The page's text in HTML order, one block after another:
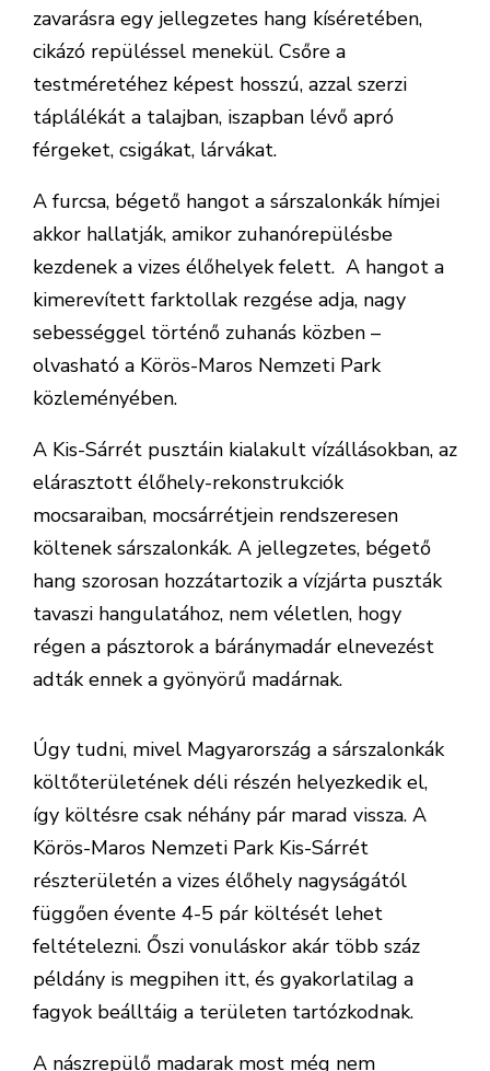
zavarásra egy jellegzetes hang kíséretében,
cikázó repüléssel menekül. Csőre a
testméretéhez képest hosszú, azzal szerzi
táplálékát a talajban, iszapban lévő apró
férgeket, csigákat, lárvákat.
A furcsa, bégető hangot a sárszalonkák hímjei
akkor hallatják, amikor zuhanórepülésbe
kezdenek a vizes élőhelyek felett. A hangot a
kimerevített farktollak rezgése adja, nagy
sebességgel történő zuhanás közben –
olvasható a Körös-Maros Nemzeti Park
közleményében.
A Kis-Sárrét pusztáin kialakult vízállásokban, az
elárasztott élőhely-rekonstrukciók
mocsaraiban, mocsárrétjein rendszeresen
költenek sárszalonkák. A jellegzetes, bégető
hang szorosan hozzátartozik a vízjárta puszták
tavaszi hangulatához, nem véletlen, hogy
régen a pásztorok a báránymadár elnevezést
adták ennek a gyönyörű madárnak.
Úgy tudni, mivel Magyarország a sárszalonkák
költőterületének déli részén helyezkedik el,
így költésre csak néhány pár marad vissza. A
Körös-Maros Nemzeti Park Kis-Sárrét
részterületén a vizes élőhely nagyságától
függően évente 4-5 pár költését lehet
feltételezni. Őszi vonuláskor akár több száz
példány is megpihen itt, és gyakorlatilag a
fagyok beálltáig a területen tartózkodnak.
A nászrepülő madarak most még nem